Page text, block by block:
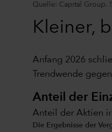
Quelle: Capital Group.
Kleiner,
Anfang 2026
Trendwende
Anteil der
Anteil der Aktien
Die Ergebnisse der